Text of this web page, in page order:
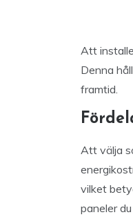
Att
Denna
framtid.
Att välja
vilket
paneler